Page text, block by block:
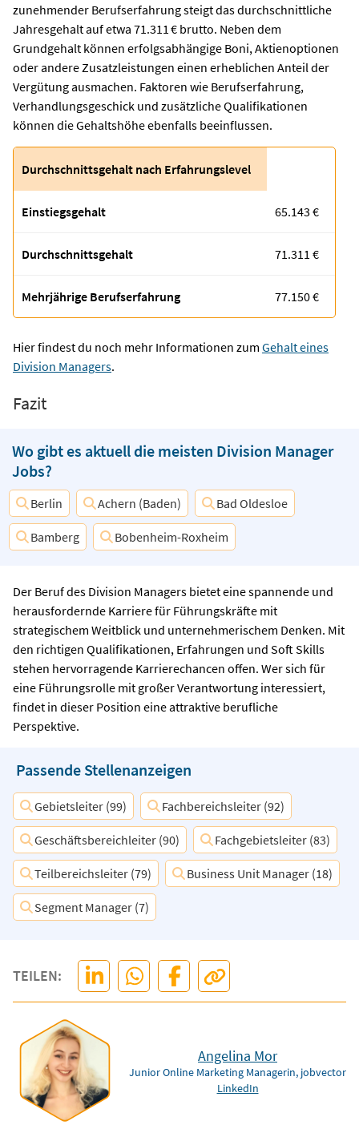
zunehmender Berufserfahrung steigt das durchschnittliche
Jahresgehalt auf etwa 71.311 € brutto. Neben dem
Grundgehalt können erfolgsabhängige Boni, Aktienoptionen
oder andere Zusatzleistungen einen erheblichen Anteil der
Vergütung ausmachen. Faktoren wie Berufserfahrung,
Verhandlungsgeschick und zusätzliche Qualifikationen
können die Gehaltshöhe ebenfalls beeinflussen.
Durchschnittsgehalt nach Erfahrungslevel
Einstiegsgehalt 65.143 €
Durchschnittsgehalt 71.311 €
Mehrjährige Berufserfahrung 77.150 €
Hier findest du noch mehr Informationen zum Gehalt eines
Division Managers.
Fazit
Wo gibt es aktuell die meisten Division Manager
Jobs?
Berlin Achern (Baden) Bad Oldesloe
Bamberg Bobenheim-Roxheim
Der Beruf des Division Managers bietet eine spannende und
herausfordernde Karriere für Führungskräfte mit
strategischem Weitblick und unternehmerischem Denken. Mit
den richtigen Qualifikationen, Erfahrungen und Soft Skills
stehen hervorragende Karrierechancen offen. Wer sich für
eine Führungsrolle mit großer Verantwortung interessiert,
findet in dieser Position eine attraktive berufliche
Perspektive.
Passende Stellenanzeigen
Gebietsleiter (99) Fachbereichsleiter (92)
Geschäftsbereichleiter (90) Fachgebietsleiter (83)
Teilbereichsleiter (79) Business Unit Manager (18)
Segment Manager (7)
TEILEN:
Angelina Mor
Junior Online Marketing Managerin, jobvector
LinkedIn